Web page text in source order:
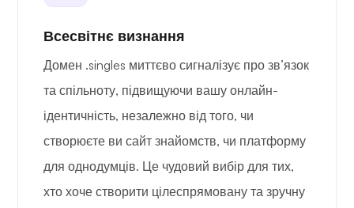
Всесвітнє визнання
Домен .singles миттєво сигналізує про зв’язок
та спільноту, підвищуючи вашу онлайн-
ідентичність, незалежно від того, чи
створюєте ви сайт знайомств, чи платформу
для однодумців. Це чудовий вибір для тих,
хто хоче створити цілеспрямовану та зручну